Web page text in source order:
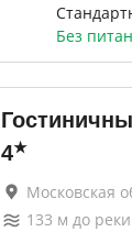
Без
4★
Московская
133 м до